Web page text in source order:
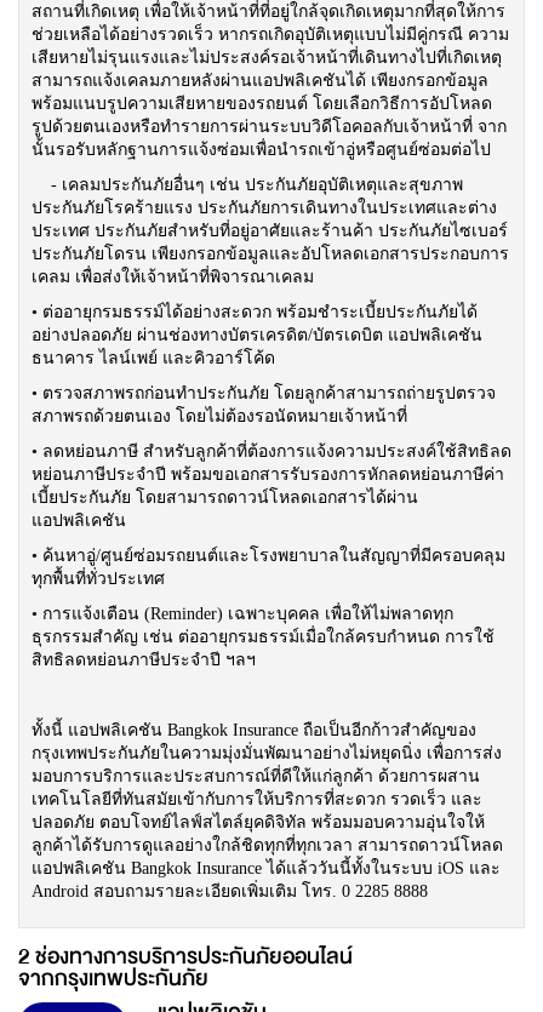
สถานที่เกิดเหตุ เพื่อให้เจ้าหน้าที่ที่อยู่ใกล้จุดเกิดเหตุมากที่สุดให้การ
ช่วยเหลือได้อย่างรวดเร็ว หากรถเกิดอุบัติเหตุแบบไม่มีคู่กรณี ความ
เสียหายไม่รุนแรงและไม่ประสงค์รอเจ้าหน้าที่เดินทางไปที่เกิดเหตุ
สามารถแจ้งเคลมภายหลังผ่านแอปพลิเคชันได้ เพียงกรอกข้อมูล
พร้อมแนบรูปความเสียหายของรถยนต์ โดยเลือกวิธีการอัปโหลด
รูปด้วยตนเองหรือทำรายการผ่านระบบวิดีโอคอลกับเจ้าหน้าที่ จาก
นั้นรอรับหลักฐานการแจ้งซ่อมเพื่อนำรถเข้าอู่หรือศูนย์ซ่อมต่อไป
- เคลมประกันภัยอื่นๆ เช่น ประกันภัยอุบัติเหตุและสุขภาพ
ประกันภัยโรคร้ายแรง ประกันภัยการเดินทางในประเทศและต่าง
ประเทศ ประกันภัยสำหรับที่อยู่อาศัยและร้านค้า ประกันภัยไซเบอร์
ประกันภัยโดรน เพียงกรอกข้อมูลและอัปโหลดเอกสารประกอบการ
เคลม เพื่อส่งให้เจ้าหน้าที่พิจารณาเคลม
• ต่ออายุกรมธรรม์ได้อย่างสะดวก พร้อมชำระเบี้ยประกันภัยได้
อย่างปลอดภัย ผ่านช่องทางบัตรเครดิต/บัตรเดบิต แอปพลิเคชัน
ธนาคาร ไลน์เพย์ และคิวอาร์โค้ด
• ตรวจสภาพรถก่อนทำประกันภัย โดยลูกค้าสามารถถ่ายรูปตรวจ
สภาพรถด้วยตนเอง โดยไม่ต้องรอนัดหมายเจ้าหน้าที่
• ลดหย่อนภาษี สำหรับลูกค้าที่ต้องการแจ้งความประสงค์ใช้สิทธิลด
หย่อนภาษีประจำปี พร้อมขอเอกสารรับรองการหักลดหย่อนภาษีค่า
เบี้ยประกันภัย โดยสามารถดาวน์โหลดเอกสารได้ผ่าน
แอปพลิเคชัน
• ค้นหาอู่/ศูนย์ซ่อมรถยนต์และโรงพยาบาลในสัญญาที่มีครอบคลุม
ทุกพื้นที่ทั่วประเทศ
• การแจ้งเตือน (Reminder) เฉพาะบุคคล เพื่อให้ไม่พลาดทุก
ธุรกรรมสำคัญ เช่น ต่ออายุกรมธรรม์เมื่อใกล้ครบกำหนด การใช้
สิทธิลดหย่อนภาษีประจำปี ฯลฯ
ทั้งนี้ แอปพลิเคชัน Bangkok Insurance ถือเป็นอีกก้าวสำคัญของ
กรุงเทพประกันภัยในความมุ่งมั่นพัฒนาอย่างไม่หยุดนิ่ง เพื่อการส่ง
มอบการบริการและประสบการณ์ที่ดีให้แก่ลูกค้า ด้วยการผสาน
เทคโนโลยีที่ทันสมัยเข้ากับการให้บริการที่สะดวก รวดเร็ว และ
ปลอดภัย ตอบโจทย์ไลฟ์สไตล์ยุคดิจิทัล พร้อมมอบความอุ่นใจให้
ลูกค้าได้รับการดูแลอย่างใกล้ชิดทุกที่ทุกเวลา สามารถดาวน์โหลด
แอปพลิเคชัน Bangkok Insurance ได้แล้ววันนี้ทั้งในระบบ iOS และ
Android สอบถามรายละเอียดเพิ่มเติม โทร. 0 2285 8888
2 ช่องทางการบริการประกันภัยออนไลน์
จากกรุงเทพประกันภัย